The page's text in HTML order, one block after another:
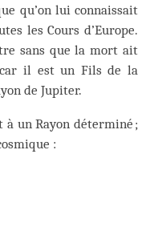
qu’on lui connaissait
les Cours d’Europe.
sans que la mort ait
il est un Fils de la
de Jupiter.
un Rayon déterminé ;
: